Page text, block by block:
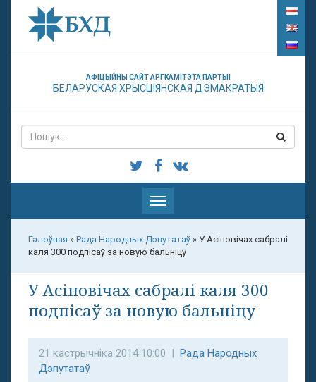
АФІЦЫЙНЫ САЙТ АРГКАМІТЭТА ПАРТЫІ
БЕЛАРУСКАЯ ХРЫСЦІЯНСКАЯ ДЭМАКРАТЫЯ
Паказаць
меню
Галоўная » Рада Народных Дэпутатаў » У Асіповічах сабралі
каля 300 подпісаў за новую бальніцу
У Асіповічах сабралі каля 300
подпісаў за новую бальніцу
21 кастрычніка 2014 10:00 | Рада Народных
Дэпутатаў